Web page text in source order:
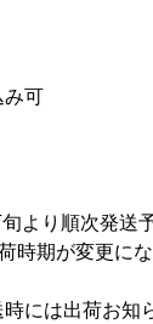
み可
より順次発送
時期が変更に
には出荷お知